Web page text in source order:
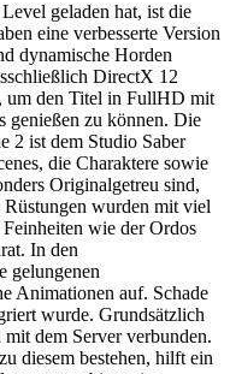
geladen hat, ist die
eine verbesserte Version
dynamische Horden
DirectX 12
um den Titel in FullHD mit
genießen zu können. Die
2 ist dem Studio Saber
die Charaktere sowie
Originalgetreu sind,
wurden mit viel
wie der Ordos
In den
gelungenen
Animationen auf. Schade
wurde. Grundsätzlich
dem Server verbunden.
diesem bestehen, hilft ein